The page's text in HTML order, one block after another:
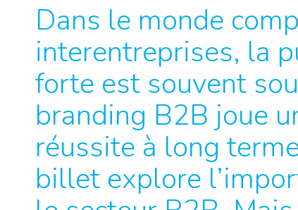
Dans le monde
interentreprises, la
forte est souvent
branding B2B joue
réussite à long
billet explore